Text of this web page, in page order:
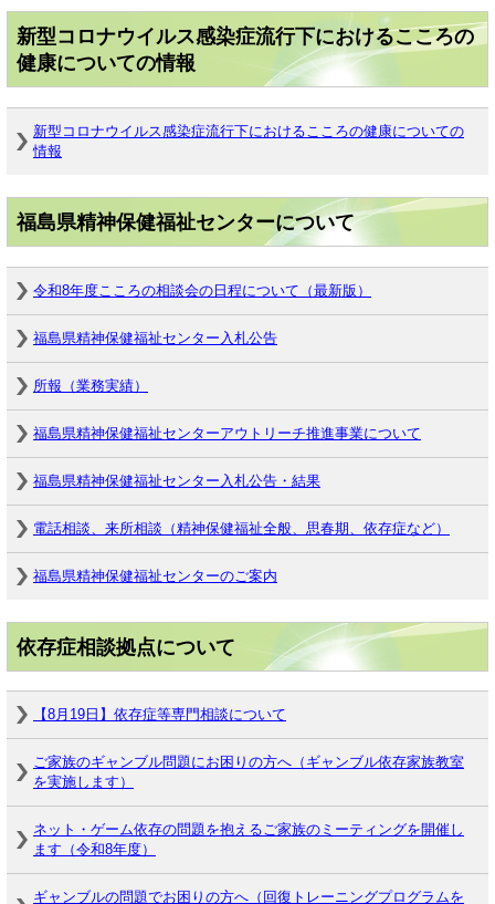
新型コロナウイルス感染症流行下におけるこころの
健康についての情報
新型コロナウイルス感染症流行下におけるこころの健康についての
情報
福島県精神保健福祉センターについて
令和8年度こころの相談会の日程について（最新版）
福島県精神保健福祉センター入札公告
所報（業務実績）
福島県精神保健福祉センターアウトリーチ推進事業について
福島県精神保健福祉センター入札公告・結果
電話相談、来所相談（精神保健福祉全般、思春期、依存症など）
福島県精神保健福祉センターのご案内
依存症相談拠点について
【8月19日】依存症等専門相談について
ご家族のギャンブル問題にお困りの方へ（ギャンブル依存家族教室
を実施します）
ネット・ゲーム依存の問題を抱えるご家族のミーティングを開催し
ます（令和8年度）
ギャンブルの問題でお困りの方へ（回復トレーニングプログラムを